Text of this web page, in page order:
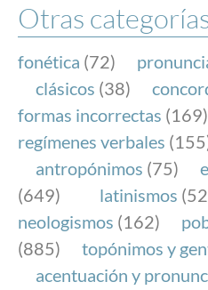
FundéuRAE es una
y la Real Academia
el buen uso del
Internet.
Otras
fonética (72)
clásicos (38)
formas incorrectas (169)
regímenes verbales
antropónimos (75)
(649)
latinismos
neologismos (162)
(885)
topónimos y
acentuación y